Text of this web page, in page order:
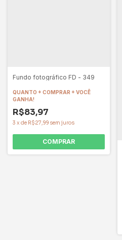
Fundo fotográfico FD - 349
QUANTO + COMPRAR + VOCÊ
GANHA!
R$83,97
3 x de R$27,99 sem juros
COMPRAR